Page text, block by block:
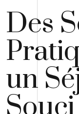
Des
un